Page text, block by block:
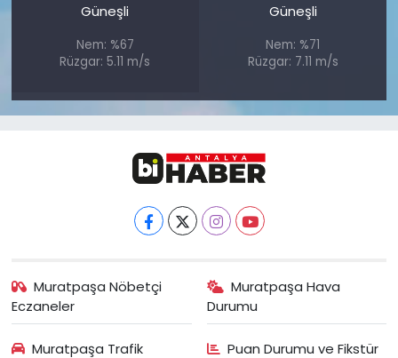
Güneşli
Nem: %67
Rüzgar: 5.11 m/s
Güneşli
Nem: %71
Rüzgar: 7.11 m/s
Muratpaşa Nöbetçi
Eczaneler
Muratpaşa Hava
Durumu
Muratpaşa Trafik
Puan Durumu ve Fikstür